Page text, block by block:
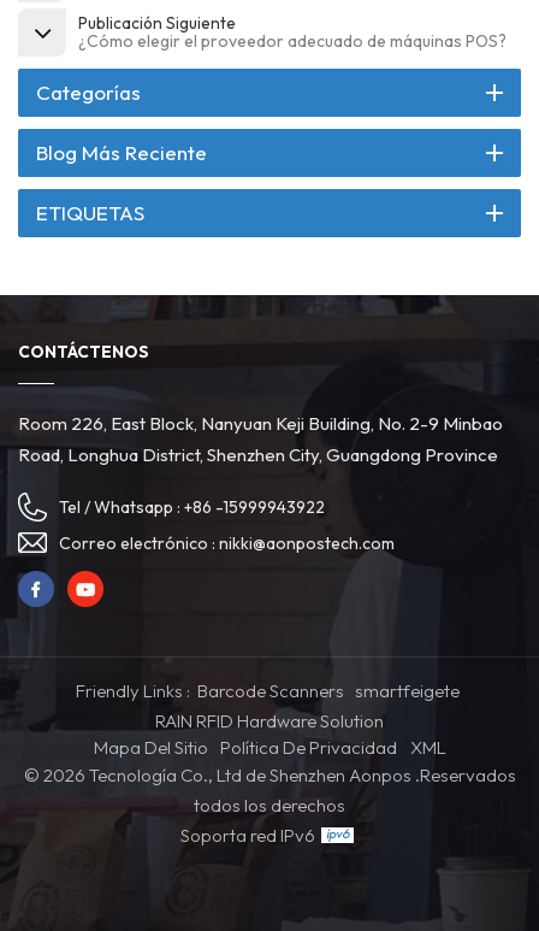
Publicación Siguiente
¿Cómo elegir el proveedor adecuado de máquinas POS?
Categorías
Blog Más Reciente
ETIQUETAS
CONTÁCTENOS
Room 226, East Block, Nanyuan Keji Building, No. 2-9 Minbao
Road, Longhua District, Shenzhen City, Guangdong Province
Tel / Whatsapp : +86 -15999943922
Correo electrónico : nikki@aonpostech.com
Friendly Links : Barcode Scanners smartfeigete
RAIN RFID Hardware Solution
Mapa Del Sitio
Política De Privacidad
XML
© 2026 Tecnología Co., Ltd de Shenzhen Aonpos .Reservados
todos los derechos
Soporta red IPv6